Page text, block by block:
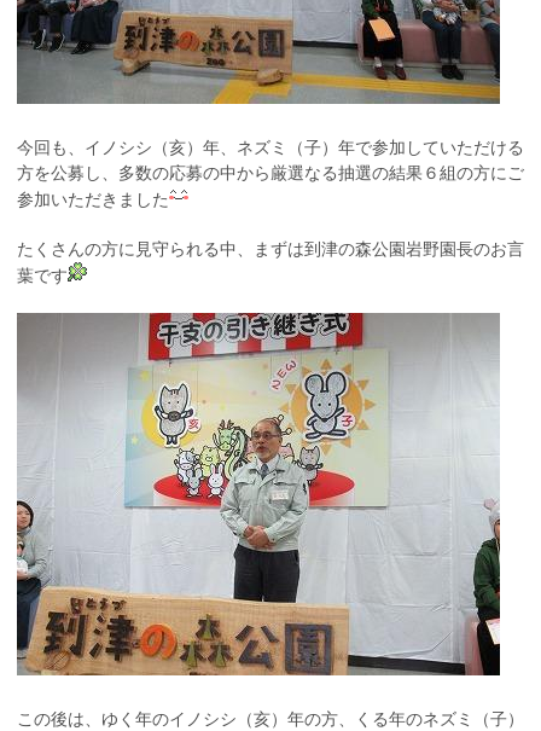
今回も、イノシシ（亥）年、ネズミ（子）年で参加していただける
方を公募し、多数の応募の中から厳選なる抽選の結果６組の方にご
参加いただきました
たくさんの方に見守られる中、まずは到津の森公園岩野園長のお言
葉です
この後は、ゆく年のイノシシ（亥）年の方、くる年のネズミ（子）